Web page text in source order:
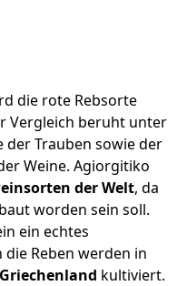
die rote Rebsorte
Vergleich beruht unter
der Trauben sowie der
Weine. Agiorgitiko
der Welt, da
worden sein soll.
ein echtes
Reben werden in
Griechenland kultiviert.